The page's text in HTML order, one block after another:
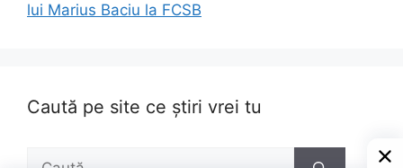
lui Marius Baciu la FCSB
Caută pe site ce știri vrei tu
Caută